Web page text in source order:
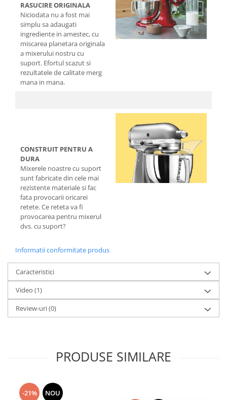
RASUCIRE ORIGINALA
Niciodata nu a fost mai
simplu sa adaugati
ingrediente in amestec, cu
miscarea planetara originala
a mixerului nostru cu
suport. Efortul scazut si
rezultatele de calitate merg
mana in mana.
CONSTRUIT PENTRU A
DURA
Mixerele noastre cu suport
sunt fabricate din cele mai
rezistente materiale si fac
fata provocarii oricarei
retete. Ce reteta va fi
provocarea pentru mixerul
dvs. cu suport?
Informatii conformitate produs
Caracteristici
Video (1)
Review-uri(0)
PRODUSE SIMILARE
-21% NOU